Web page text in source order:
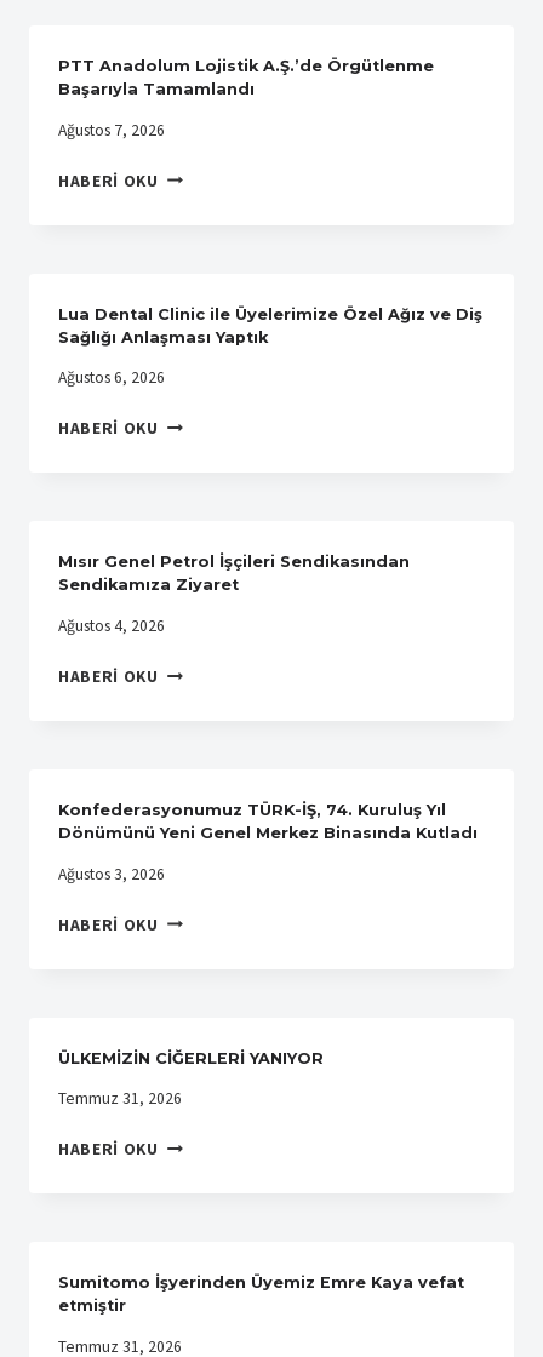
PTT Anadolum Lojistik A.Ş.’de Örgütlenme
Başarıyla Tamamlandı
Ağustos 7, 2026
HABERI OKU PTT
BAŞARIYLA
TAMAMLANDI
Lua Dental Clinic ile Üyelerimize Özel Ağız ve Diş
Sağlığı Anlaşması Yaptık
Ağustos 6, 2026
HABERI OKU LUA
AĞIZ
DIŞ
ANLAŞMASI
Mısır Genel Petrol İşçileri Sendikasından
Sendikamıza Ziyaret
Ağustos 4, 2026
HABERI OKU MISIR
SENDIKAMIZA
ZIYARET
Konfederasyonumuz TÜRK-İŞ, 74. Kuruluş Yıl
Dönümünü Yeni Genel Merkez Binasında Kutladı
Ağustos 3, 2026
HABERI OKU KONFEDERASYONUMUZ
YIL
DÖNÜMÜNÜ
YENI
MERKEZ
ÜLKEMİZİN CİĞERLERİ YANIYOR
Temmuz 31, 2026
HABERI OKU ÜLKEMİZİN
Sumitomo İşyerinden Üyemiz Emre Kaya vefat
etmiştir
Temmuz 31, 2026